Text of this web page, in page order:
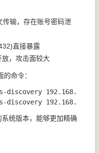
传输，存在账号密码泄
直接暴露
，攻击面较大
命令：
discovery
统版本，能够更加精确